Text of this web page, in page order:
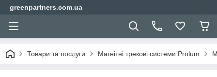
greenpartners.com.ua
Товари та послуги Магнітні трекові системи Prolum